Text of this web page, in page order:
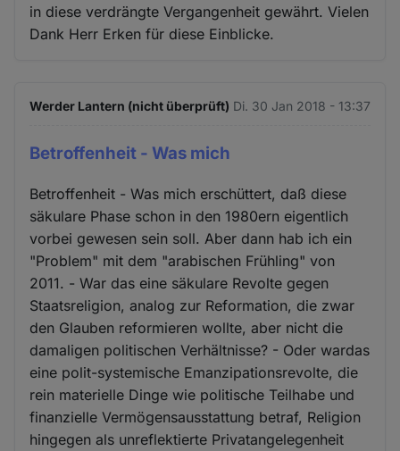
in diese verdrängte Vergangenheit gewährt. Vielen
Dank Herr Erken für diese Einblicke.
Werder Lantern (nicht überprüft) Di. 30 Jan 2018 - 13:37
Betroffenheit - Was mich
Betroffenheit - Was mich erschüttert, daß diese
säkulare Phase schon in den 1980ern eigentlich
vorbei gewesen sein soll. Aber dann hab ich ein
"Problem" mit dem "arabischen Frühling" von
2011. - War das eine säkulare Revolte gegen
Staatsreligion, analog zur Reformation, die zwar
den Glauben reformieren wollte, aber nicht die
damaligen politischen Verhältnisse? - Oder wardas
eine polit-systemische Emanzipationsrevolte, die
rein materielle Dinge wie politische Teilhabe und
finanzielle Vermögensausstattung betraf, Religion
hingegen als unreflektierte Privatangelegenheit